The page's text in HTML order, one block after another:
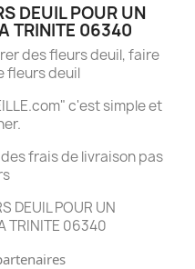
DEUIL POUR UN
TRINITE 06340
des fleurs deuil, faire
fleurs deuil
c'est simple et
frais de livraison pas
DEUIL POUR UN
TRINITE 06340